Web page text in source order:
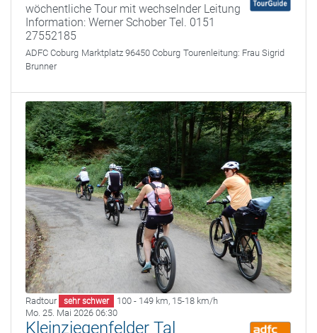
wöchentliche Tour mit wechselnder Leitung
Information: Werner Schober Tel. 0151
27552185
ADFC Coburg Marktplatz 96450 Coburg Tourenleitung: Frau Sigrid
Brunner
Radtour sehr schwer 100 - 149 km, 15-18 km/h
Mo. 25. Mai 2026 06:30
Kleinziegenfelder Tal